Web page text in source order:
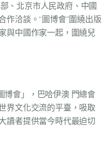
、北京市人民政府、中國
作洽談。“圖博會”圍繞出版
與中國作家一起，圍繞兒
博會」，巴哈伊澳 門總會
界文化交流的平臺，吸取
讀者提供當今時代最迫切